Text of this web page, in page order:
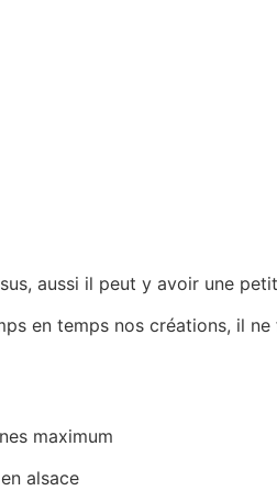
aussi il peut y avoir une
en temps nos créations, il
maximum
alsace